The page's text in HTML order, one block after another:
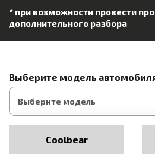
* при возможности провести
дополнительного разбора
Выберите модель
Coolbear